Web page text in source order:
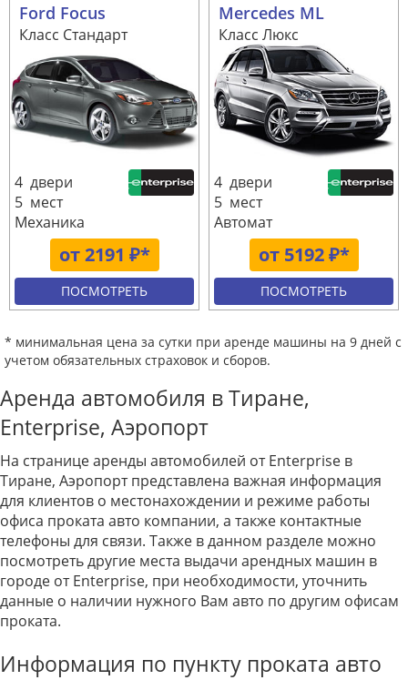
Ford Focus
Класс Стандарт
от 2191 ₽*
4 двери
5 мест
Механика
ПОСМОТРЕТЬ
Mercedes ML
Класс Люкс
от 5192 ₽*
4 двери
5 мест
Автомат
ПОСМОТРЕТЬ
* минимальная цена за сутки при аренде машины на 9 дней с
учетом обязательных страховок и сборов.
Аренда автомобиля в Тиране,
Enterprise, Аэропорт
На странице аренды автомобилей от Enterprise в
Тиране, Аэропорт представлена важная информация
для клиентов о местонахождении и режиме работы
офиса проката авто компании, а также контактные
телефоны для связи. Также в данном разделе можно
посмотреть другие места выдачи арендных машин в
городе от Enterprise, при необходимости, уточнить
данные о наличии нужного Вам авто по другим офисам
проката.
Информация по пункту проката авто